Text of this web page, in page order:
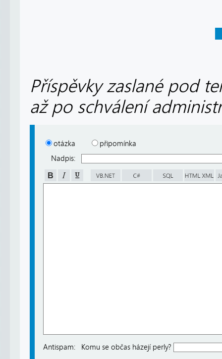
Příspěvky zaslané pod
až po schválení
otázka
připomínka
Nadpis:
Antispam: Komu se občas házejí perly?